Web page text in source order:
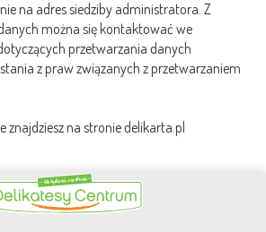
na adres siedziby administratora. Z
można się kontaktować we
przetwarzania danych
z praw związanych z przetwarzaniem
znajdziesz na stronie delikarta.pl